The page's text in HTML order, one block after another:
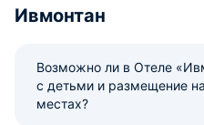
Ивмонтан
Возможно ли в Отеле
с детьми и размещение
местах?